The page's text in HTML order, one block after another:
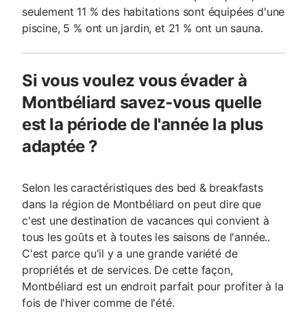
seulement 11 % des habitations sont équipées d'une
piscine, 5 % ont un jardin, et 21 % ont un sauna.
Si vous voulez vous évader à
Montbéliard savez-vous quelle
est la période de l'année la plus
adaptée ?
Selon les caractéristiques des bed & breakfasts
dans la région de Montbéliard on peut dire que
c'est une destination de vacances qui convient à
tous les goûts et à toutes les saisons de l'année..
C'est parce qu'il y a une grande variété de
propriétés et de services. De cette façon,
Montbéliard est un endroit parfait pour profiter à la
fois de l'hiver comme de l'été.